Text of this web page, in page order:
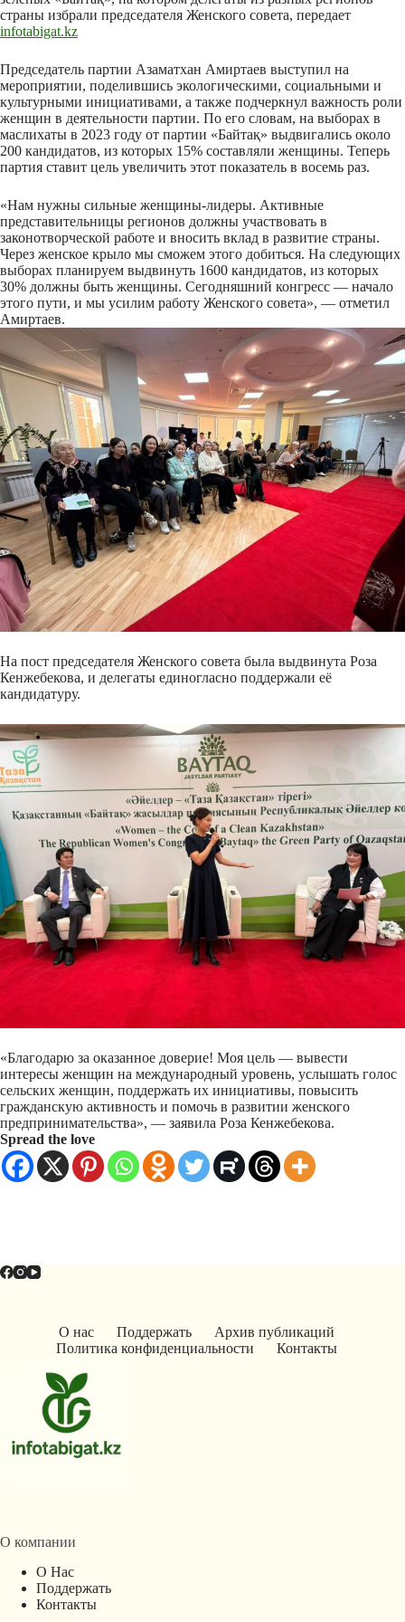
страны избрали председателя Женского совета, передает
infotabigat.kz
Председатель партии Азаматхан Амиртаев выступил на
мероприятии, поделившись экологическими, социальными и
культурными инициативами, а также подчеркнул важность роли
женщин в деятельности партии. По его словам, на выборах в
маслихаты в 2023 году от партии «Байтақ» выдвигались около
200 кандидатов, из которых 15% составляли женщины. Теперь
партия ставит цель увеличить этот показатель в восемь раз.
«Нам нужны сильные женщины-лидеры. Активные
представительницы регионов должны участвовать в
законотворческой работе и вносить вклад в развитие страны.
Через женское крыло мы сможем этого добиться. На следующих
выборах планируем выдвинуть 1600 кандидатов, из которых
30% должны быть женщины. Сегодняшний конгресс — начало
этого пути, и мы усилим работу Женского совета», — отметил
Амиртаев.
На пост председателя Женского совета была выдвинута Роза
Кенжебекова, и делегаты единогласно поддержали её
кандидатуру.
«Благодарю за оказанное доверие! Моя цель — вывести
интересы женщин на международный уровень, услышать голос
сельских женщин, поддержать их инициативы, повысить
гражданскую активность и помочь в развитии женского
предпринимательства», — заявила Роза Кенжебекова.
Spread the love
О нас Поддержать
Архив публикаций
Политика конфиденциальности
Контакты
О компании
О Нас
Поддержать
Контакты